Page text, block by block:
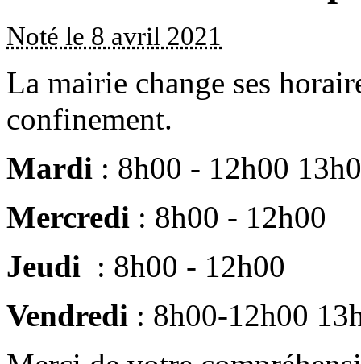
Noté le 8 avril 2021
La mairie change ses
confinement.
Mardi : 8h00 - 12h00
Mercredi : 8h00 - 12h00
Jeudi : 8h00 - 12h00
Vendredi : 8h00-12h00